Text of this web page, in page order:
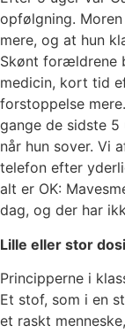
opfølgning.
mere, og at hun
Skønt forældrene
medicin, kort tid
forstoppelse
gange de sidste 5
når hun sover. Vi
telefon efter
alt er OK:
dag, og der har
Lille eller stor
Principperne i
Et stof, som i en
et raskt